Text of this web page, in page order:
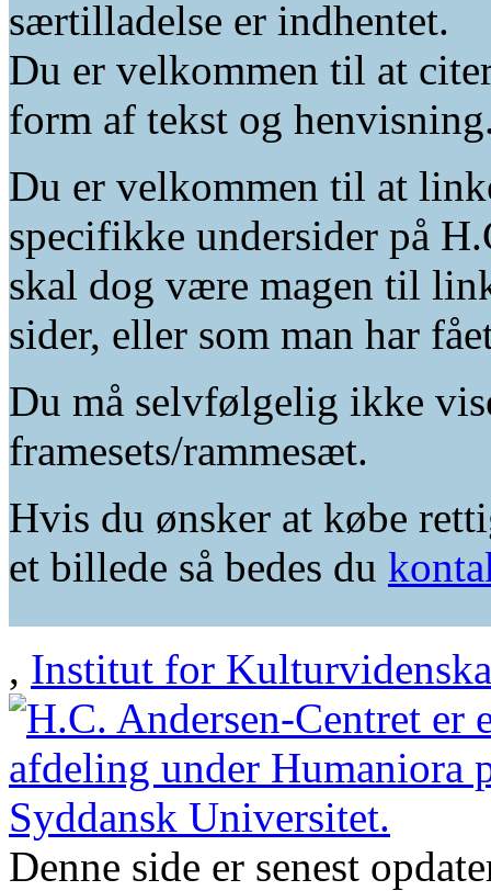
særtilladelse er indhentet.
Du er velkommen til at
form af tekst og
Du er velkommen til at
specifikke undersider på
skal dog være magen til
sider, eller som man har
Du må selvfølgelig ikke
framesets/rammesæt.
Hvis du ønsker at købe
et billede så bedes du
, Institut for
Denne side er senest